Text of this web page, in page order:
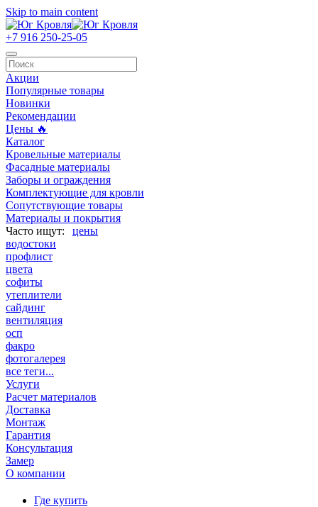
Skip to main content
+7 916 250-25-05
Акции
Популярные товары
Новинки
Рекомендации
Цены 🔥
Каталог
Кровельные материалы
Фасадные материалы
Заборы и ограждения
Комплектующие для кровли
Сопутствующие товары
Материалы и покрытия
цены
водостоки
профлист
цвета
софиты
утеплители
сайдинг
вентиляция
осп
факро
фотогалерея
все теги...
Услуги
Расчет материалов
Доставка
Монтаж
Гарантия
Консультация
Замер
О компании
Где купить